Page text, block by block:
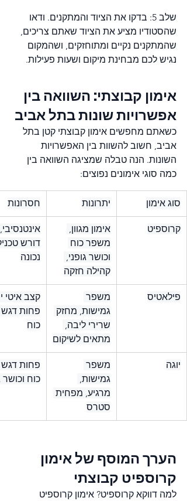
שלב 5: בדקו את הציוד והמתקנים. ודאו
שהסטודיו מציע את הציוד שאתם צריכים,
שהמתקנים נקיים ומתוחזקים, ושהמקום
נגיש לכם מבחינת מיקום ושעות פעילות.
אימון קבוצתי: השוואה בין
אפשרויות שונות בתל אביב
כשאתם מחפשים אימון קבוצתי קטן בתל
אביב, חשוב להשוות בין האפשרויות
השונות. הנה טבלה שמציגה השוואה בין
כמה סוגי אימונים נפוצים:
סוג אימון יתרונות חסרונות
קרוספיט
אימון מגוון,
משפר כוח
וכושר גופני,
קהילה חזקה
דורש
נכונה
פילאטיס
משפר
גמישות, מחזק
שרירי ליבה,
מתאים לשיקום
קצב איטי
פחות
כוח
יוגה
משפר
גמישות,
מרגיע, מפחית
סטרס
פחות
כוח וכושר
הערך המוסף של אימון
קרוספיט קבוצתי
למה דווקא קרוספיט? אימון קרוספיט